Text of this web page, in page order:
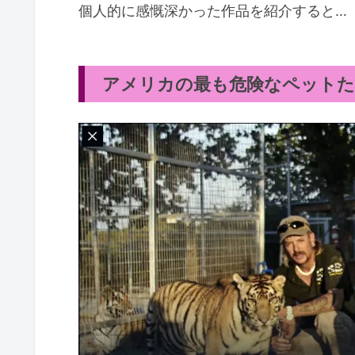
個人的に感慨深かった作品を紹介すると…
アメリカの最も危険なペット